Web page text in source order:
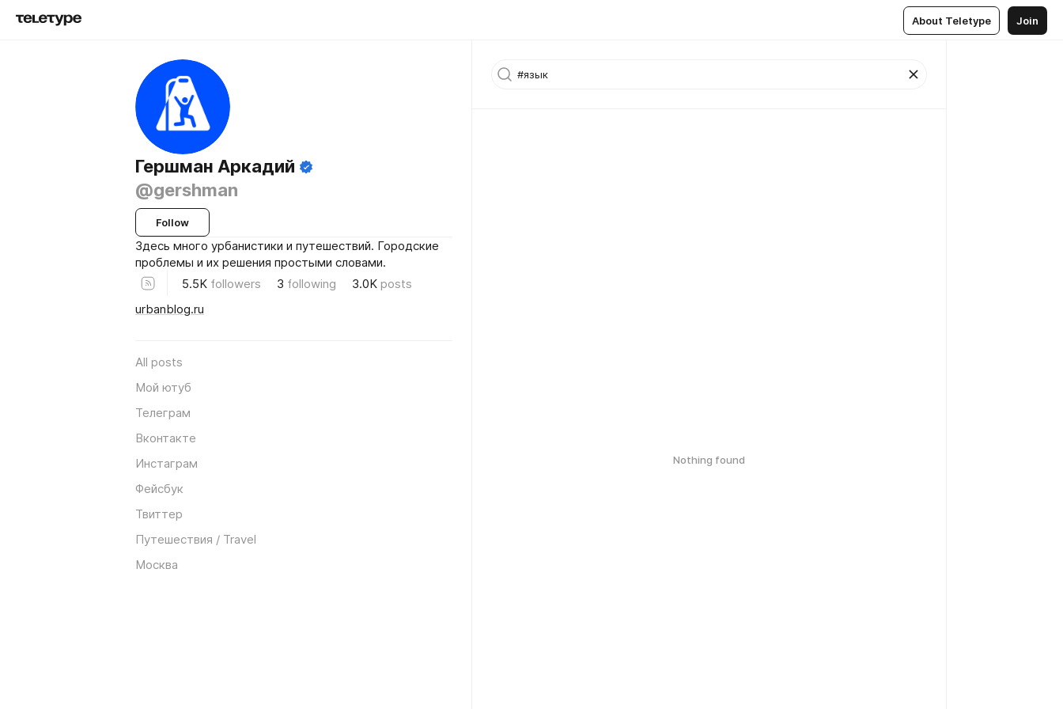
About Teletype Join
Гершман Аркадий
@gershman
Follow
Здесь много урбанистики и путешествий. Городские
проблемы и их решения простыми словами.
5.5K followers 3 following 3.0K posts
urbanblog.ru
All posts
Мой ютуб
Телеграм
Вконтакте
Инстаграм
Фейсбук
Твиттер
Путешествия / Travel
Москва
Nothing found